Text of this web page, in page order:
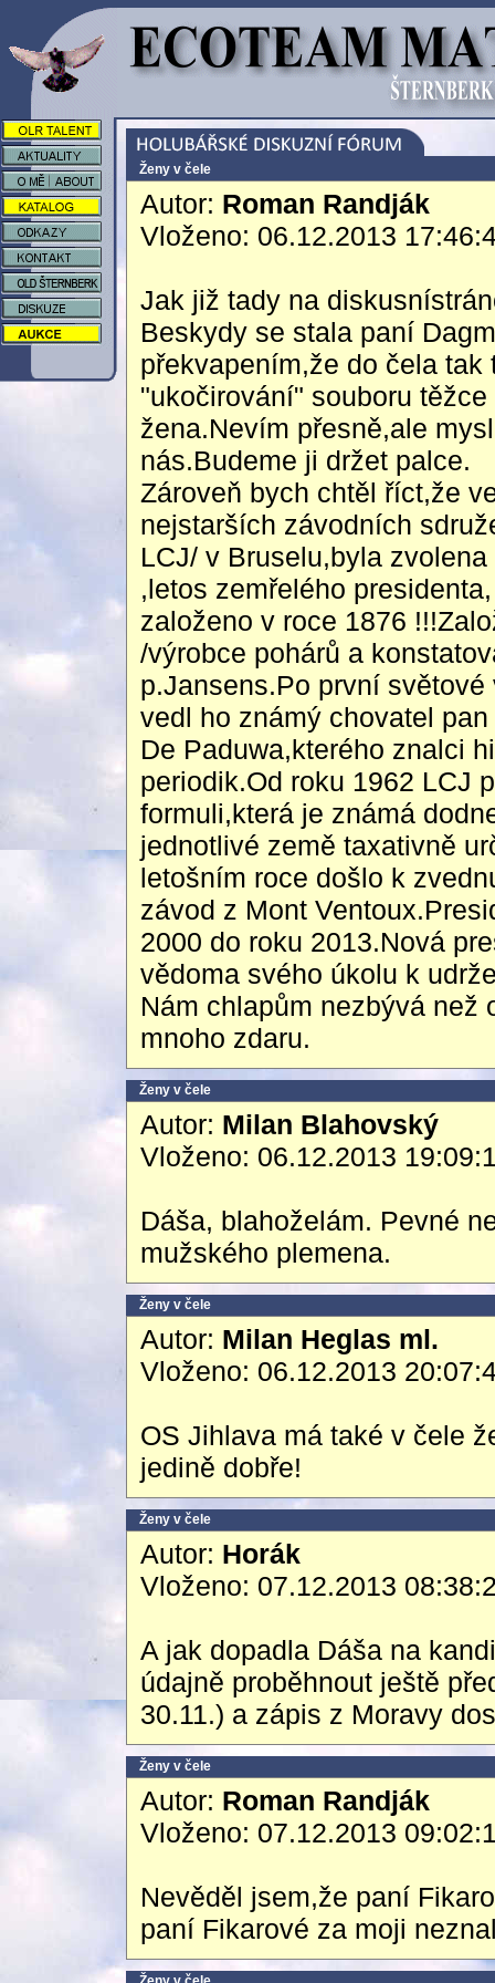
Ženy v čele
Autor: Roman Randják
Vloženo: 06.12.2013
Jak již tady na
Beskydy se stala paní
překvapením,že do čela
"ukočirování" souboru
žena.Nevím přesně,ale
nás.Budeme ji držet palce.
Zároveň bych chtěl říct,že
nejstarších závodních
LCJ/ v Bruselu,byla
,letos zemřelého
založeno v roce 1876
/výrobce pohárů a
p.Jansens.Po první
vedl ho známý chovatel
De Paduwa,kterého znalci
periodik.Od roku 1962 LCJ
formuli,která je známá
jednotlivé země taxativně
letošním roce došlo k
závod z Mont
2000 do roku 2013.Nová
vědoma svého úkolu k
Nám chlapům nezbývá než
mnoho zdaru.
Ženy v čele
Autor: Milan Blahovský
Vloženo: 06.12.2013
Dáša, blahoželám. Pevné
mužského plemena.
Ženy v čele
Autor: Milan Heglas ml.
Vloženo: 06.12.2013
OS Jihlava má také v čele
jedině dobře!
Ženy v čele
Autor: Horák
Vloženo: 07.12.2013
A jak dopadla Dáša na
údajně proběhnout ještě
30.11.) a zápis z Moravy
Ženy v čele
Autor: Roman Randják
Vloženo: 07.12.2013
Nevěděl jsem,že paní
paní Fikarové za moji